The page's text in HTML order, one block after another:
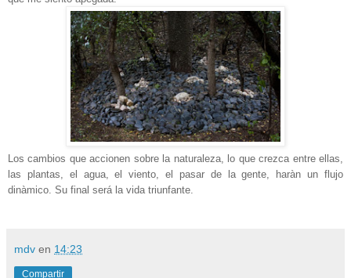
Los cambios que accionen sobre la naturaleza, lo que crezca entre ellas,
las plantas, el agua, el viento, el pasar de la gente, haràn un flujo
dinàmico. Su final será la vida triunfante.
mdv en 14:23
Compartir